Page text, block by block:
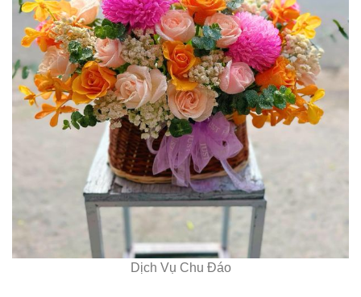
Dịch Vụ Chu Đáo